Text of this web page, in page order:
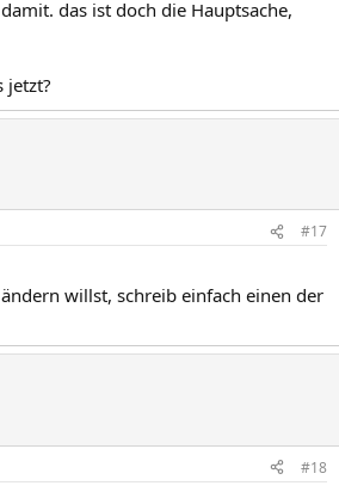
das ist doch die Hauptsache,
jetzt?
#17
willst, schreib einfach einen der
#18